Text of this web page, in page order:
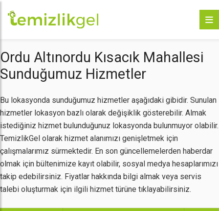
Ordu Altınordu Kısacık Mahallesi
Sunduğumuz Hizmetler
Bu lokasyonda sunduğumuz hizmetler aşağıdaki gibidir. Sunulan
hizmetler lokasyon bazlı olarak değişiklik gösterebilir. Almak
istediğiniz hizmet bulunduğunuz lokasyonda bulunmuyor olabilir.
TemizlikGel olarak hizmet alanımızı genişletmek için
çalışmalarımız sürmektedir. En son güncellemelerden haberdar
olmak için bültenimize kayıt olabilir, sosyal medya hesaplarımızı
takip edebilirsiniz. Fiyatlar hakkında bilgi almak veya servis
talebi oluşturmak için ilgili hizmet türüne tıklayabilirsiniz.